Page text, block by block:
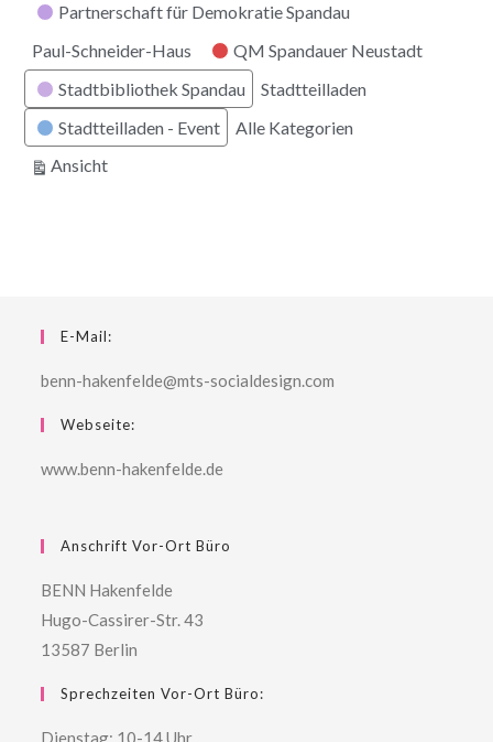
Partnerschaft für Demokratie Spandau
Paul-Schneider-Haus
QM Spandauer Neustadt
Stadtbibliothek Spandau
Stadtteilladen
Stadtteilladen - Event
Alle Kategorien
Ansichtausdrucken
E-Mail:
benn-hakenfelde@mts-socialdesign.com
Webseite:
www.benn-hakenfelde.de
Anschrift Vor-Ort Büro
BENN Hakenfelde
Hugo-Cassirer-Str. 43
13587 Berlin
Sprechzeiten Vor-Ort Büro:
Dienstag: 10-14 Uhr